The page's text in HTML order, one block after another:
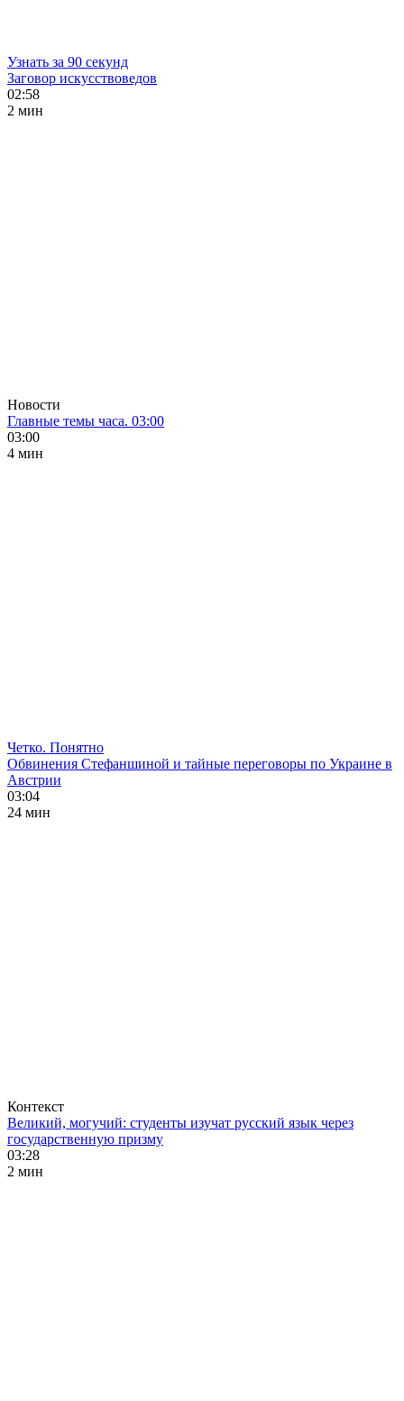
Узнать за 90 секунд
Заговор искусствоведов
02:58
2 мин
Новости
Главные темы часа. 03:00
03:00
4 мин
Четко. Понятно
Обвинения Стефаншиной и тайные переговоры по Украине в
Австрии
03:04
24 мин
Контекст
Великий, могучий: студенты изучат русский язык через
государственную призму
03:28
2 мин